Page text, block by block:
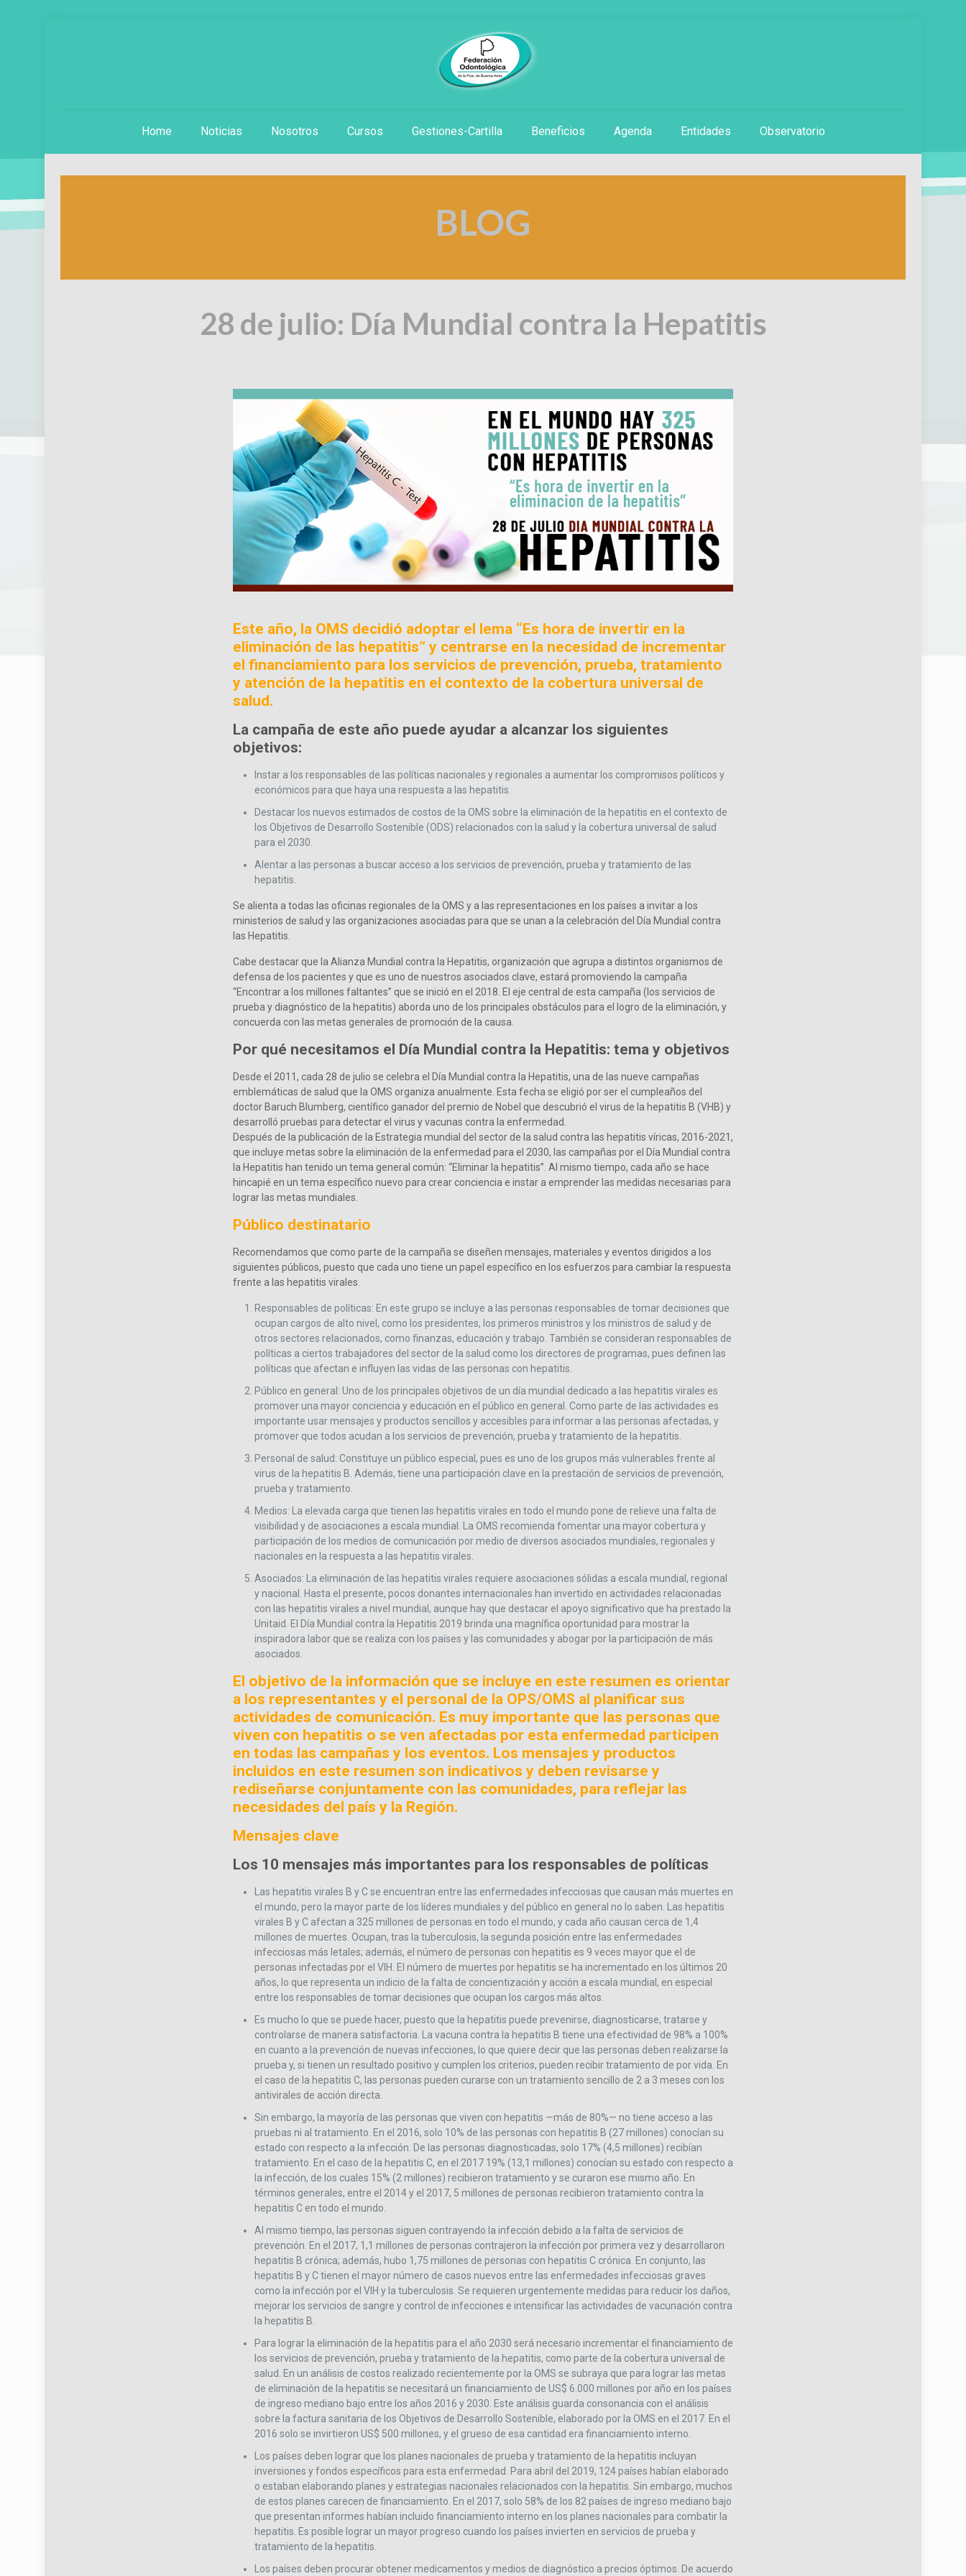
Home Noticias Nosotros Cursos Gestiones-Cartilla Beneficios Agenda Entidades Observatorio
BLOG
28 de julio: Día Mundial contra la Hepatitis
Este año, la OMS decidió adoptar el lema “Es hora de invertir en la
eliminación de las hepatitis” y centrarse en la necesidad de incrementar
el financiamiento para los servicios de prevención, prueba, tratamiento
y atención de la hepatitis en el contexto de la cobertura universal de
salud.
La campaña de este año puede ayudar a alcanzar los siguientes
objetivos:
Instar a los responsables de las políticas nacionales y regionales a aumentar los compromisos políticos y
económicos para que haya una respuesta a las hepatitis.
Destacar los nuevos estimados de costos de la OMS sobre la eliminación de la hepatitis en el contexto de
los Objetivos de Desarrollo Sostenible (ODS) relacionados con la salud y la cobertura universal de salud
para el 2030.
Alentar a las personas a buscar acceso a los servicios de prevención, prueba y tratamiento de las
hepatitis.
Se alienta a todas las oficinas regionales de la OMS y a las representaciones en los países a invitar a los
ministerios de salud y las organizaciones asociadas para que se unan a la celebración del Día Mundial contra
las Hepatitis.
Cabe destacar que la Alianza Mundial contra la Hepatitis, organización que agrupa a distintos organismos de
defensa de los pacientes y que es uno de nuestros asociados clave, estará promoviendo la campaña
“Encontrar a los millones faltantes” que se inició en el 2018. El eje central de esta campaña (los servicios de
prueba y diagnóstico de la hepatitis) aborda uno de los principales obstáculos para el logro de la eliminación, y
concuerda con las metas generales de promoción de la causa.
Por qué necesitamos el Día Mundial contra la Hepatitis: tema y objetivos
Desde el 2011, cada 28 de julio se celebra el Día Mundial contra la Hepatitis, una de las nueve campañas
emblemáticas de salud que la OMS organiza anualmente. Esta fecha se eligió por ser el cumpleaños del
doctor Baruch Blumberg, científico ganador del premio de Nobel que descubrió el virus de la hepatitis B (VHB) y
desarrolló pruebas para detectar el virus y vacunas contra la enfermedad.
Después de la publicación de la Estrategia mundial del sector de la salud contra las hepatitis víricas, 2016-2021,
que incluye metas sobre la eliminación de la enfermedad para el 2030, las campañas por el Día Mundial contra
la Hepatitis han tenido un tema general común: “Eliminar la hepatitis”. Al mismo tiempo, cada año se hace
hincapié en un tema específico nuevo para crear conciencia e instar a emprender las medidas necesarias para
lograr las metas mundiales.
Público destinatario
Recomendamos que como parte de la campaña se diseñen mensajes, materiales y eventos dirigidos a los
siguientes públicos, puesto que cada uno tiene un papel específico en los esfuerzos para cambiar la respuesta
frente a las hepatitis virales.
Responsables de políticas: En este grupo se incluye a las personas responsables de tomar decisiones que
ocupan cargos de alto nivel, como los presidentes, los primeros ministros y los ministros de salud y de
otros sectores relacionados, como finanzas, educación y trabajo. También se consideran responsables de
políticas a ciertos trabajadores del sector de la salud como los directores de programas, pues definen las
políticas que afectan e influyen las vidas de las personas con hepatitis.
Público en general: Uno de los principales objetivos de un día mundial dedicado a las hepatitis virales es
promover una mayor conciencia y educación en el público en general. Como parte de las actividades es
importante usar mensajes y productos sencillos y accesibles para informar a las personas afectadas, y
promover que todos acudan a los servicios de prevención, prueba y tratamiento de la hepatitis.
Personal de salud: Constituye un público especial, pues es uno de los grupos más vulnerables frente al
virus de la hepatitis B. Además, tiene una participación clave en la prestación de servicios de prevención,
prueba y tratamiento.
Medios: La elevada carga que tienen las hepatitis virales en todo el mundo pone de relieve una falta de
visibilidad y de asociaciones a escala mundial. La OMS recomienda fomentar una mayor cobertura y
participación de los medios de comunicación por medio de diversos asociados mundiales, regionales y
nacionales en la respuesta a las hepatitis virales.
Asociados: La eliminación de las hepatitis virales requiere asociaciones sólidas a escala mundial, regional
y nacional. Hasta el presente, pocos donantes internacionales han invertido en actividades relacionadas
con las hepatitis virales a nivel mundial, aunque hay que destacar el apoyo significativo que ha prestado la
Unitaid. El Día Mundial contra la Hepatitis 2019 brinda una magnífica oportunidad para mostrar la
inspiradora labor que se realiza con los países y las comunidades y abogar por la participación de más
asociados.
El objetivo de la información que se incluye en este resumen es orientar
a los representantes y el personal de la OPS/OMS al planificar sus
actividades de comunicación. Es muy importante que las personas que
viven con hepatitis o se ven afectadas por esta enfermedad participen
en todas las campañas y los eventos. Los mensajes y productos
incluidos en este resumen son indicativos y deben revisarse y
rediseñarse conjuntamente con las comunidades, para reflejar las
necesidades del país y la Región.
Mensajes clave
Los 10 mensajes más importantes para los responsables de políticas
Las hepatitis virales B y C se encuentran entre las enfermedades infecciosas que causan más muertes en
el mundo, pero la mayor parte de los líderes mundiales y del público en general no lo saben. Las hepatitis
virales B y C afectan a 325 millones de personas en todo el mundo, y cada año causan cerca de 1,4
millones de muertes. Ocupan, tras la tuberculosis, la segunda posición entre las enfermedades
infecciosas más letales; además, el número de personas con hepatitis es 9 veces mayor que el de
personas infectadas por el VIH. El número de muertes por hepatitis se ha incrementado en los últimos 20
años, lo que representa un indicio de la falta de concientización y acción a escala mundial, en especial
entre los responsables de tomar decisiones que ocupan los cargos más altos.
Es mucho lo que se puede hacer, puesto que la hepatitis puede prevenirse, diagnosticarse, tratarse y
controlarse de manera satisfactoria. La vacuna contra la hepatitis B tiene una efectividad de 98% a 100%
en cuanto a la prevención de nuevas infecciones, lo que quiere decir que las personas deben realizarse la
prueba y, si tienen un resultado positivo y cumplen los criterios, pueden recibir tratamiento de por vida. En
el caso de la hepatitis C, las personas pueden curarse con un tratamiento sencillo de 2 a 3 meses con los
antivirales de acción directa.
Sin embargo, la mayoría de las personas que viven con hepatitis —más de 80%— no tiene acceso a las
pruebas ni al tratamiento. En el 2016, solo 10% de las personas con hepatitis B (27 millones) conocían su
estado con respecto a la infección. De las personas diagnosticadas, solo 17% (4,5 millones) recibían
tratamiento. En el caso de la hepatitis C, en el 2017 19% (13,1 millones) conocían su estado con respecto a
la infección, de los cuales 15% (2 millones) recibieron tratamiento y se curaron ese mismo año. En
términos generales, entre el 2014 y el 2017, 5 millones de personas recibieron tratamiento contra la
hepatitis C en todo el mundo.
Al mismo tiempo, las personas siguen contrayendo la infección debido a la falta de servicios de
prevención. En el 2017, 1,1 millones de personas contrajeron la infección por primera vez y desarrollaron
hepatitis B crónica; además, hubo 1,75 millones de personas con hepatitis C crónica. En conjunto, las
hepatitis B y C tienen el mayor número de casos nuevos entre las enfermedades infecciosas graves
como la infección por el VIH y la tuberculosis. Se requieren urgentemente medidas para reducir los daños,
mejorar los servicios de sangre y control de infecciones e intensificar las actividades de vacunación contra
la hepatitis B.
Para lograr la eliminación de la hepatitis para el año 2030 será necesario incrementar el financiamiento de
los servicios de prevención, prueba y tratamiento de la hepatitis, como parte de la cobertura universal de
salud. En un análisis de costos realizado recientemente por la OMS se subraya que para lograr las metas
de eliminación de la hepatitis se necesitará un financiamiento de US$ 6.000 millones por año en los países
de ingreso mediano bajo entre los años 2016 y 2030. Este análisis guarda consonancia con el análisis
sobre la factura sanitaria de los Objetivos de Desarrollo Sostenible, elaborado por la OMS en el 2017. En el
2016 solo se invirtieron US$ 500 millones, y el grueso de esa cantidad era financiamiento interno.
Los países deben lograr que los planes nacionales de prueba y tratamiento de la hepatitis incluyan
inversiones y fondos específicos para esta enfermedad. Para abril del 2019, 124 países habían elaborado
o estaban elaborando planes y estrategias nacionales relacionados con la hepatitis. Sin embargo, muchos
de estos planes carecen de financiamiento. En el 2017, solo 58% de los 82 países de ingreso mediano bajo
que presentan informes habían incluido financiamiento interno en los planes nacionales para combatir la
hepatitis. Es posible lograr un mayor progreso cuando los países invierten en servicios de prueba y
tratamiento de la hepatitis.
Los países deben procurar obtener medicamentos y medios de diagnóstico a precios óptimos. De acuerdo